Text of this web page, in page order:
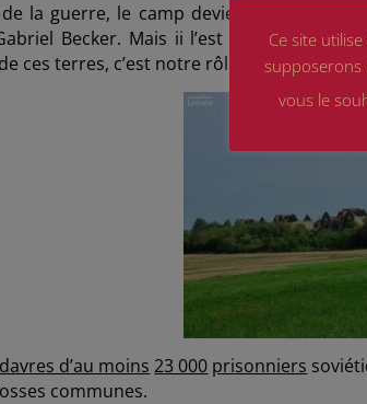
la guerre, le camp devient le haut lieu
Becker. Mais ii l’est pour tous les
ces terres, c’est notre rôle de lui donner
d’au moins 23 000 prisonniers
communes.
Ce site
supposerons
vous le